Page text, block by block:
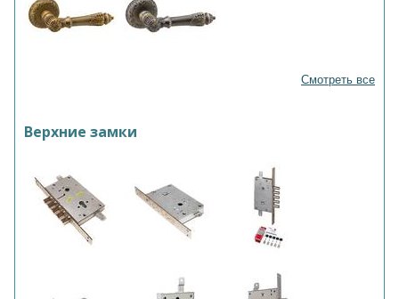
Смотреть все
Верхние замки